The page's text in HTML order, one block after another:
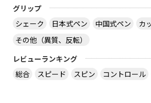
グリップ
シェーク
日本式ペン 中国式ペン
カ
その他（異質、反転）
レビューランキング
総合
スピード スピン コントロール